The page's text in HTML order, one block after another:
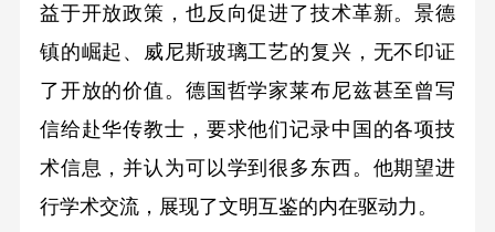
益于开放政策，也反向促进了技术革新。景德
镇的崛起、威尼斯玻璃工艺的复兴，无不印证
了开放的价值。德国哲学家莱布尼兹甚至曾写
信给赴华传教士，要求他们记录中国的各项技
术信息，并认为可以学到很多东西。他期望进
行学术交流，展现了文明互鉴的内在驱动力。